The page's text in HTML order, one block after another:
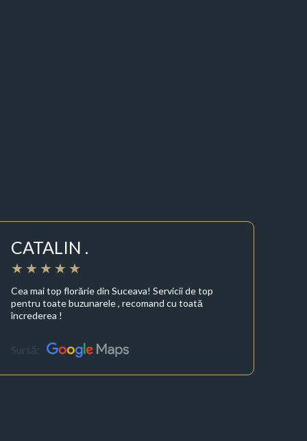
CATALIN .
Cea mai top florărie din Suceava! Servicii de top
pentru toate buzunarele , recomand cu toată
încrederea !
Sursă: